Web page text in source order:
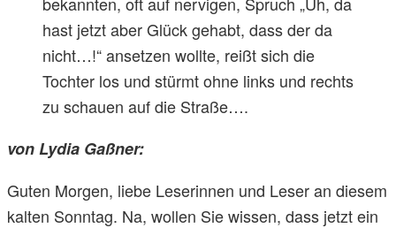
hast jetzt aber Glück gehabt, dass der da
nicht…!“ ansetzen wollte, reißt sich die
Tochter los und stürmt ohne links und rechts
zu schauen auf die Straße….
von Lydia Gaßner:
Guten Morgen, liebe Leserinnen und Leser an diesem
kalten Sonntag. Na, wollen Sie wissen, dass jetzt ein